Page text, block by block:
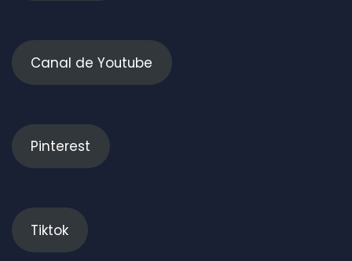
Canal de Youtube
Pinterest
Tiktok